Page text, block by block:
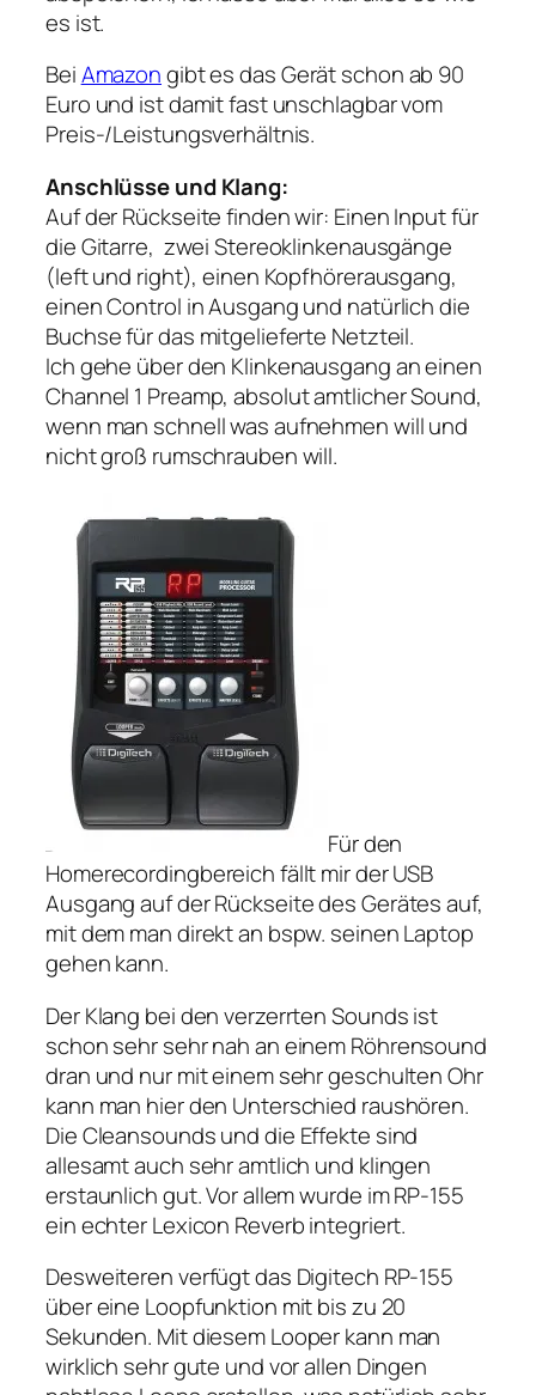
es ist.
BeiAmazongibt es das Gerät schon ab 90
Euro und ist damit fast unschlagbar vom
Preis-/Leistungsverhältnis.
Anschlüsse und Klang:
Auf der Rückseite finden wir: Einen Input für
die Gitarre, zwei Stereoklinkenausgänge
(left und right), einen Kopfhörerausgang,
einen Control in Ausgang und natürlich die
Buchse für das mitgelieferte Netzteil.
Ich gehe über den Klinkenausgang an einen
Channel 1 Preamp, absolut amtlicher Sound,
wenn man schnell was aufnehmen will und
nicht groß rumschrauben will.
Für den
Homerecordingbereich fällt mir der USB
Ausgang auf der Rückseite des Gerätes auf,
mit dem man direkt an bspw. seinen Laptop
gehen kann.
Der Klang bei den verzerrten Sounds ist
schon sehr sehr nah an einem Röhrensound
dran und nur mit einem sehr geschulten Ohr
kann man hier den Unterschied raushören.
Die Cleansounds und die Effekte sind
allesamt auch sehr amtlich und klingen
erstaunlich gut. Vor allem wurde im RP-155
ein echter Lexicon Reverb integriert.
Desweiteren verfügt das Digitech RP-155
über eine Loopfunktion mit bis zu 20
Sekunden. Mit diesem Looper kann man
wirklich sehr gute und vor allen Dingen